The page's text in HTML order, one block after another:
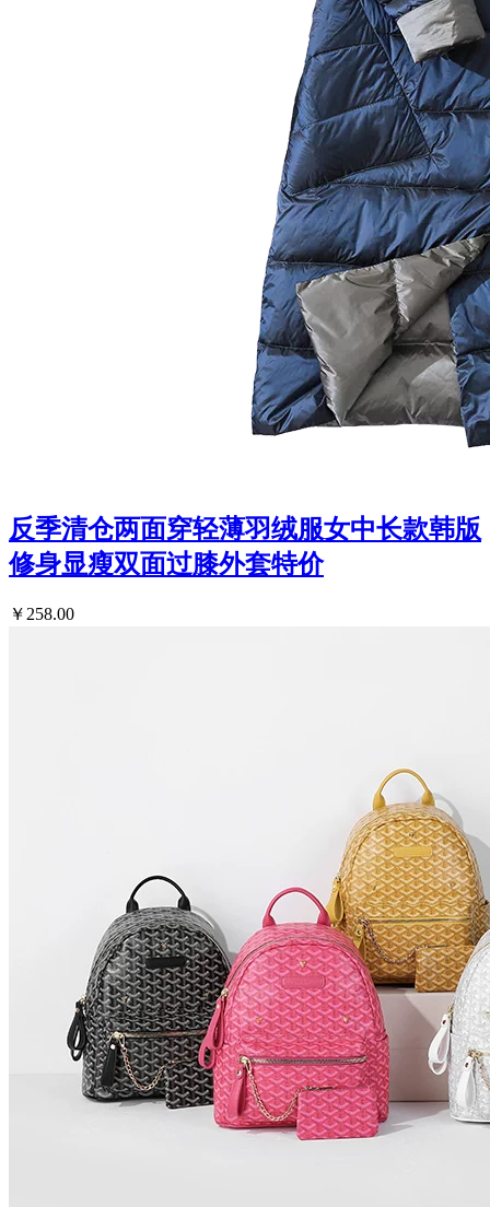
反季清仓两面穿轻薄羽绒服女中长款韩版
修身显瘦双面过膝外套特价
￥258.00